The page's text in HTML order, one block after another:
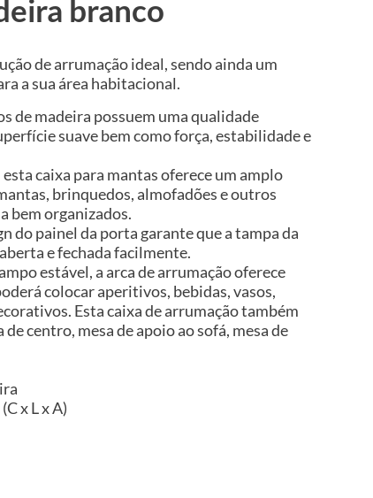
branco
de arrumação ideal, sendo ainda um
a sua área habitacional.
de madeira possuem uma qualidade
suave bem como força, estabilidade e
caixa para mantas oferece um amplo
brinquedos, almofadões e outros
bem organizados.
do painel da porta garante que a tampa da
e fechada facilmente.
estável, a arca de arrumação oferece
colocar aperitivos, bebidas, vasos,
Esta caixa de arrumação também
centro, mesa de apoio ao sofá, mesa de
x L x A)